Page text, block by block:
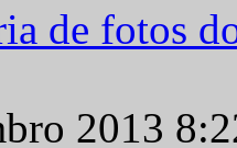
de fotos
2013